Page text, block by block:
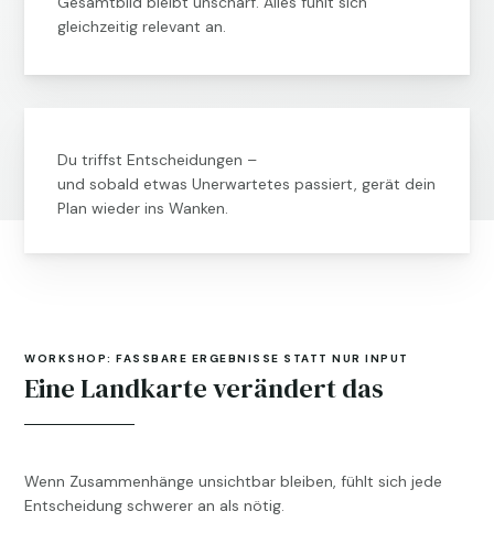
gleichzeitig relevant an.
Du triffst Entscheidungen –
und sobald etwas Unerwartetes passiert, gerät dein
Plan wieder ins Wanken.
WORKSHOP: FASSBARE ERGEBNISSE STATT NUR INPUT
Eine Landkarte verändert das
Wenn Zusammenhänge unsichtbar bleiben, fühlt sich jede
Entscheidung schwerer an als nötig.